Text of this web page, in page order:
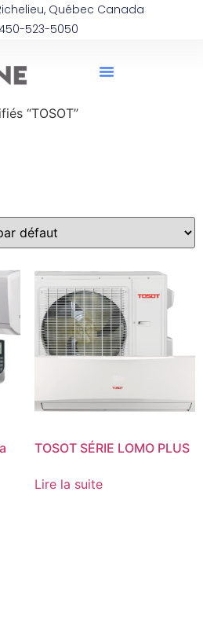
Québec Canada
523-5050
“TOSOT”
TOSOT SÉRIE LOMO PLUS
Lire la suite